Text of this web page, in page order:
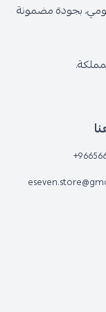
بجودة مضمونة